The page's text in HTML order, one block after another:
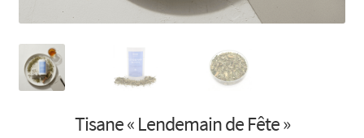
Tisane « Lendemain de Fête »